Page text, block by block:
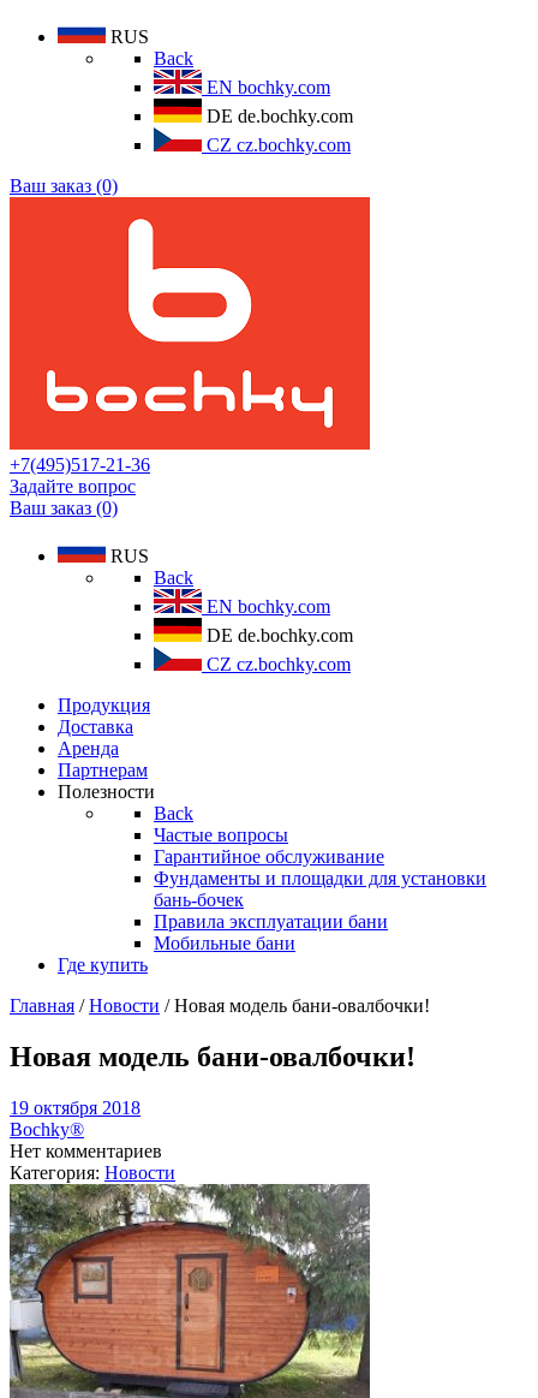
RUS
Back
EN bochky.com
DE de.bochky.com
CZ cz.bochky.com
Ваш заказ (0)
+7(495)517-21-36
Задайте вопрос
Ваш заказ (0)
RUS
Back
EN bochky.com
DE de.bochky.com
CZ cz.bochky.com
Продукция
Доставка
Аренда
Партнерам
Полезности
Back
Частые вопросы
Гарантийное обслуживание
Фундаменты и площадки для установки
бань-бочек
Правила эксплуатации бани
Мобильные бани
Где купить
Главная /Новости / Новая модель бани-овалбочки!
Новая модель бани-овалбочки!
19 октября 2018
Bochky®
Нет комментариев
Категория: Новости